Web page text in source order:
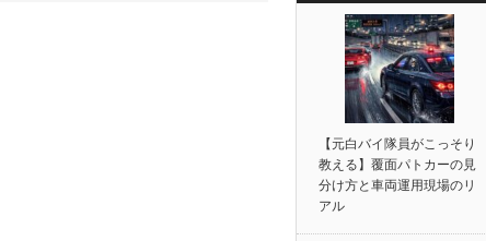
【元白バイ隊員がこっそり
教える】覆面パトカーの見
分け方と車両運用現場のリ
アル